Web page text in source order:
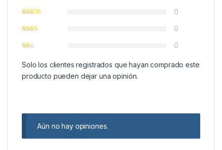
0
0
0
Solo los clientes registrados que hayan comprado este
producto pueden dejar una opinión.
Aún no hay opiniones.